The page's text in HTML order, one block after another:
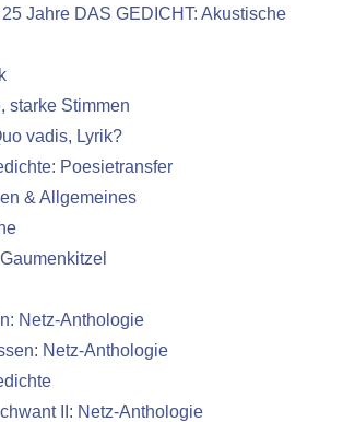
Jahre DAS GEDICHT: Akustische
starke Stimmen
vadis, Lyrik?
Poesietransfer
& Allgemeines
Netz-Anthologie
Netz-Anthologie
II: Netz-Anthologie